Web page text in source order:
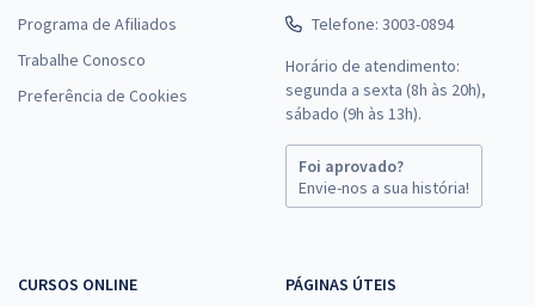
Programa de Afiliados
Trabalhe Conosco
Preferência de Cookies
Telefone: 3003-0894
Horário de atendimento:
segunda a sexta (8h às 20h),
sábado (9h às 13h).
Foi aprovado?
Envie-nos a sua história!
CURSOS ONLINE
PÁGINAS ÚTEIS